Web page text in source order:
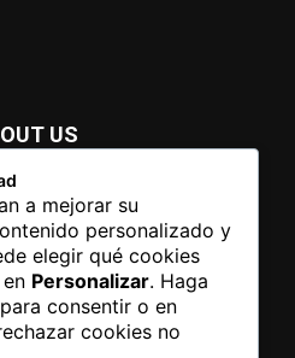
US
music fashion
the latest breaking news and
industry.
a mejorar su
personalizado y
elegir qué cookies
Personalizar. Haga
para consentir o en
cookies no